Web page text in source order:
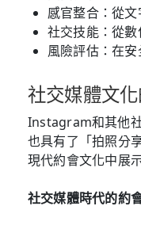
感官整合：從
社交技能：從
風險評估：在
社交媒體文
Instagram和其他
也具有了「拍照分
現代約會文化中展
社交媒體時代的約